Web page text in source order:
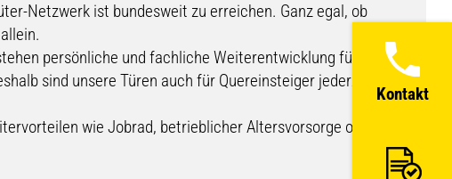
Netzwerk ist bundesweit zu erreichen. Ganz egal, ob
persönliche und fachliche Weiterentwicklung für
sind unsere Türen auch für Quereinsteiger jederzeit
wie Jobrad, betrieblicher Altersvorsorge oder
Kontakt